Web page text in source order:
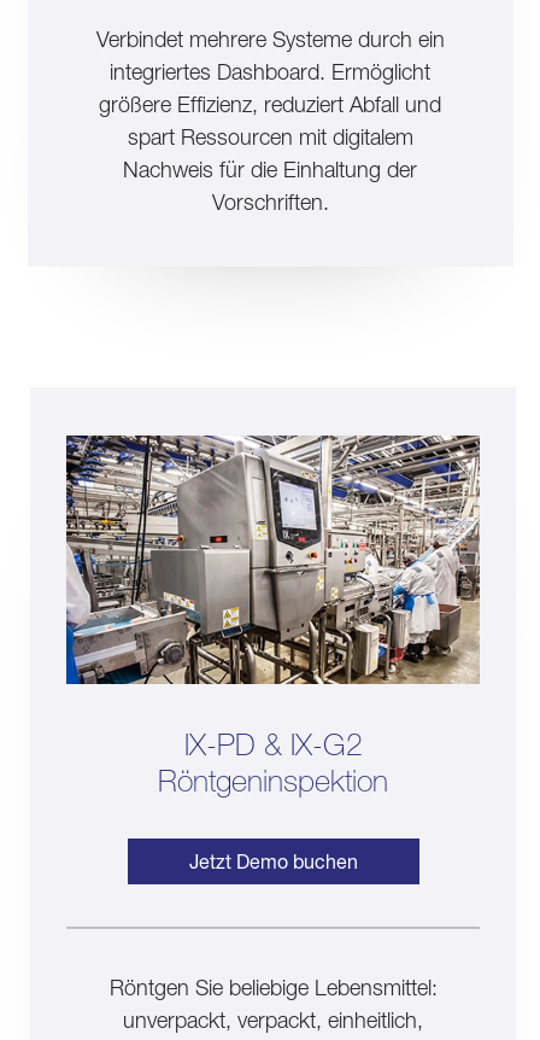
Verbindet mehrere Systeme durch ein
integriertes Dashboard. Ermöglicht
größere Effizienz, reduziert Abfall und
spart Ressourcen mit digitalem
Nachweis für die Einhaltung der
Vorschriften.
IX-PD & IX-G2
Röntgeninspektion
Jetzt Demo buchen
Röntgen Sie beliebige Lebensmittel:
unverpackt, verpackt, einheitlich,